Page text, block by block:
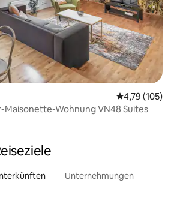
4,79 (105)
Maisonette-Wohnung VN48 Suites
Unternehmungen